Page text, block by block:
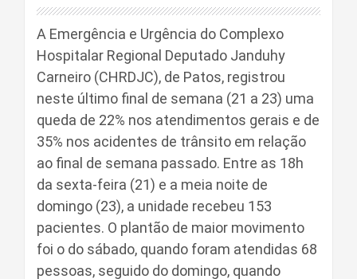
A Emergência e Urgência do Complexo
Hospitalar Regional Deputado Janduhy
Carneiro (CHRDJC), de Patos, registrou
neste último final de semana (21 a 23) uma
queda de 22% nos atendimentos gerais e de
35% nos acidentes de trânsito em relação
ao final de semana passado. Entre as 18h
da sexta-feira (21) e a meia noite de
domingo (23), a unidade recebeu 153
pacientes. O plantão de maior movimento
foi o do sábado, quando foram atendidas 68
pessoas, seguido do domingo, quando